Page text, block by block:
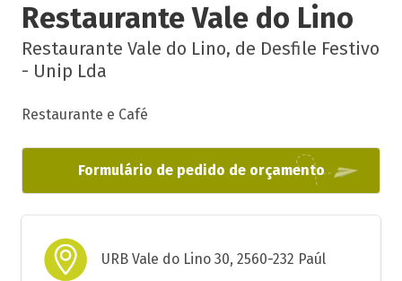
Restaurante Vale do Lino
Restaurante Vale do Lino, de Desfile Festivo
- Unip Lda
Restaurante e Café
Formulário de pedido de orçamento
URB Vale do Lino 30, 2560-232 Paúl